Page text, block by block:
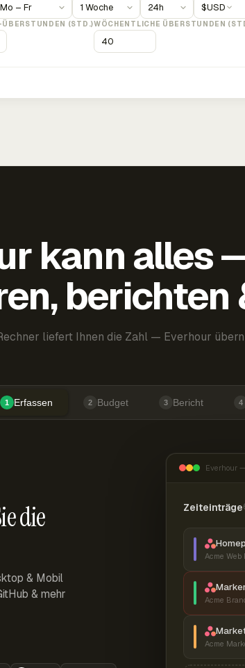
$USD
(STD.)WÖCHENTLICHE ÜBERSTUNDEN
kann alles
berichten
liefert Ihnen die Zahl — Everhour
1 Erfassen 2 Budget 3 Bericht 4
die
& Mobil
& mehr
Everhour
Zeiteinträge
Acme Web
Acme
Acme